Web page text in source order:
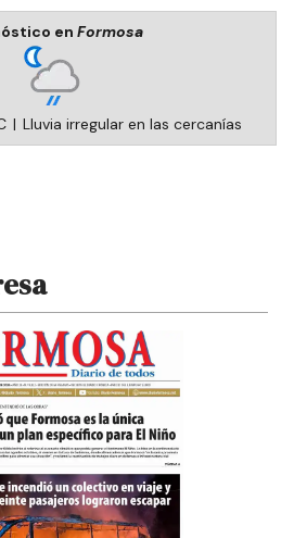
en Formosa
| Lluvia irregular en las cercanías